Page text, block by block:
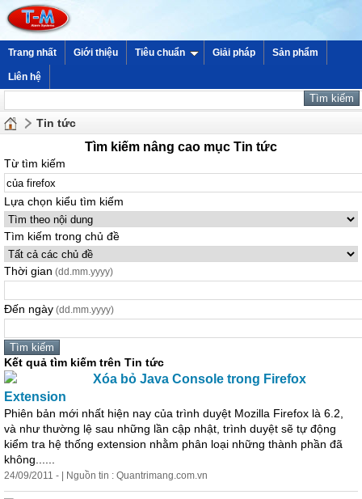
Trang nhất Giới thiệu Tiêu chuẩn Giải pháp Sản phẩm
Liên hệ
Tin tức
Tìm kiếm nâng cao mục Tin tức
Từ tìm kiếm
Lựa chọn kiểu tìm kiếm
Tìm kiếm trong chủ đề
Thời gian (dd.mm.yyyy)
Đến ngày (dd.mm.yyyy)
Kết quả tìm kiếm trên Tin tức
Xóa bỏ Java Console trong Firefox
Extension
Phiên bản mới nhất hiện nay của trình duyệt Mozilla Firefox là 6.2,
và như thường lệ sau những lần cập nhật, trình duyệt sẽ tự động
kiểm tra hệ thống extension nhằm phân loại những thành phần đã
không......
24/09/2011 - | Nguồn tin : Quantrimang.com.vn